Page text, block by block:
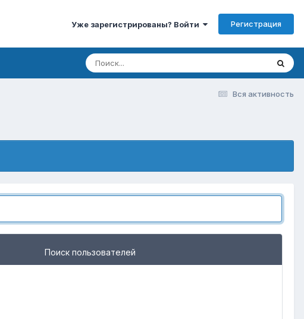
Уже зарегистрированы? Войти Регистрация
Вся активность
Поиск пользователей